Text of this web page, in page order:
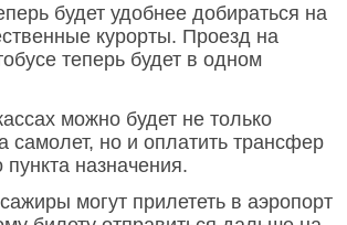
будет удобнее добираться на
курорты. Проезд на
теперь будет в одном
можно будет не только
самолет, но и оплатить трансфер
пункта назначения.
могут прилететь в аэропорт